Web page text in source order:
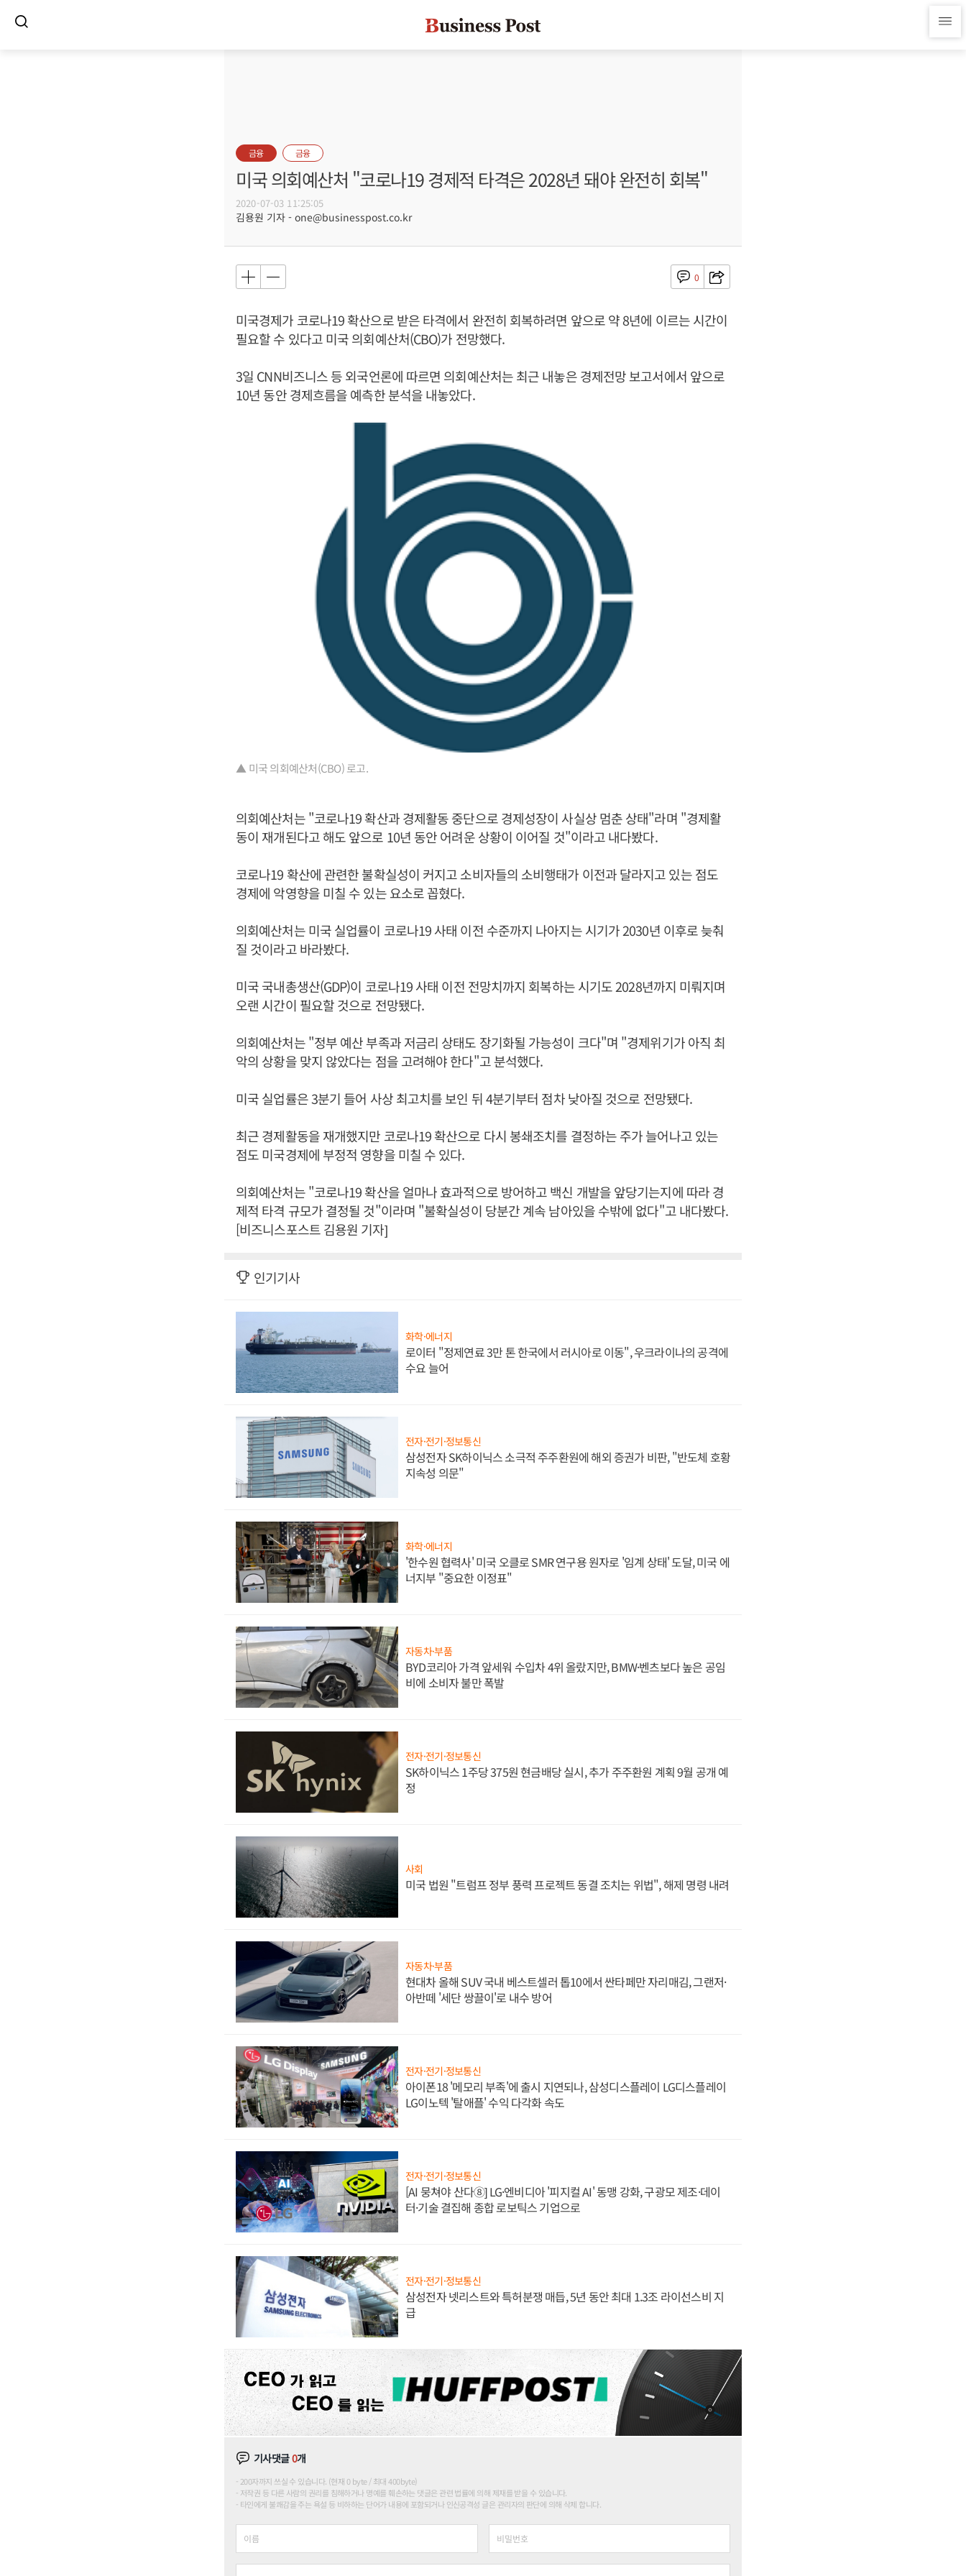
금융 금융
미국 의회예산처 "코로나19 경제적 타격은 2028년 돼야 완전히 회복"
2020-07-03 11:25:05
김용원 기자 - one@businesspost.co.kr
0
미국경제가 코로나19 확산으로 받은 타격에서 완전히 회복하려면 앞으로 약 8년에 이르는 시간이
필요할 수 있다고 미국 의회예산처(CBO)가 전망했다.
3일 CNN비즈니스 등 외국언론에 따르면 의회예산처는 최근 내놓은 경제전망 보고서에서 앞으로
10년 동안 경제흐름을 예측한 분석을 내놓았다.
▲ 미국 의회예산처(CBO) 로고.
의회예산처는 "코로나19 확산과 경제활동 중단으로 경제성장이 사실상 멈춘 상태"라며 "경제활
동이 재개된다고 해도 앞으로 10년 동안 어려운 상황이 이어질 것"이라고 내다봤다.
코로나19 확산에 관련한 불확실성이 커지고 소비자들의 소비행태가 이전과 달라지고 있는 점도
경제에 악영향을 미칠 수 있는 요소로 꼽혔다.
의회예산처는 미국 실업률이 코로나19 사태 이전 수준까지 나아지는 시기가 2030년 이후로 늦춰
질 것이라고 바라봤다.
미국 국내총생산(GDP)이 코로나19 사태 이전 전망치까지 회복하는 시기도 2028년까지 미뤄지며
오랜 시간이 필요할 것으로 전망됐다.
의회예산처는 "정부 예산 부족과 저금리 상태도 장기화될 가능성이 크다"며 "경제위기가 아직 최
악의 상황을 맞지 않았다는 점을 고려해야 한다"고 분석했다.
미국 실업률은 3분기 들어 사상 최고치를 보인 뒤 4분기부터 점차 낮아질 것으로 전망됐다.
최근 경제활동을 재개했지만 코로나19 확산으로 다시 봉쇄조치를 결정하는 주가 늘어나고 있는
점도 미국경제에 부정적 영향을 미칠 수 있다.
의회예산처는 "코로나19 확산을 얼마나 효과적으로 방어하고 백신 개발을 앞당기는지에 따라 경
제적 타격 규모가 결정될 것"이라며 "불확실성이 당분간 계속 남아있을 수밖에 없다"고 내다봤다.
[비즈니스포스트 김용원 기자]
인기기사
화학·에너지
로이터 "정제연료 3만 톤 한국에서 러시아로 이동", 우크라이나의 공격에
수요 늘어
전자·전기·정보통신
삼성전자 SK하이닉스 소극적 주주환원에 해외 증권가 비판, "반도체 호황
지속성 의문"
화학·에너지
'한수원 협력사' 미국 오클로 SMR 연구용 원자로 '임계 상태' 도달, 미국 에
너지부 "중요한 이정표"
자동차·부품
BYD코리아 가격 앞세워 수입차 4위 올랐지만, BMW·벤츠보다 높은 공임
비에 소비자 불만 폭발
전자·전기·정보통신
SK하이닉스 1주당 375원 현금배당 실시, 추가 주주환원 계획 9월 공개 예
정
사회
미국 법원 "트럼프 정부 풍력 프로젝트 동결 조치는 위법", 해제 명령 내려
자동차·부품
현대차 올해 SUV 국내 베스트셀러 톱10에서 싼타페만 자리매김, 그랜저·
아반떼 '세단 쌍끌이'로 내수 방어
전자·전기·정보통신
아이폰18 '메모리 부족'에 출시 지연되나, 삼성디스플레이 LG디스플레이
LG이노텍 '탈애플' 수익 다각화 속도
전자·전기·정보통신
[AI 뭉쳐야 산다⑧] LG·엔비디아 '피지컬 AI' 동맹 강화, 구광모 제조·데이
터·기술 결집해 종합 로보틱스 기업으로
전자·전기·정보통신
삼성전자 넷리스트와 특허분쟁 매듭, 5년 동안 최대 1.3조 라이선스비 지
급
기사댓글0개
200자까지 쓰실 수 있습니다. (현재 0 byte / 최대 400byte)
저작권 등 다른 사람의 권리를 침해하거나 명예를 훼손하는 댓글은 관련 법률에 의해 제재를 받을 수 있습니다.
타인에게 불쾌감을 주는 욕설 등 비하하는 단어가 내용에 포함되거나 인신공격성 글은 관리자의 판단에 의해 삭제 합니다.